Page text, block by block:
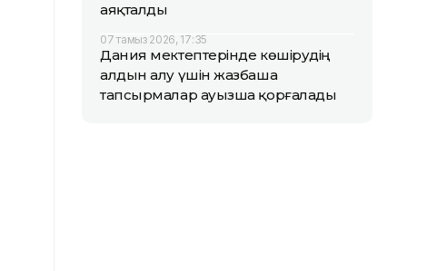
аяқталды
07 тамыз 2026, 17:35
Дания мектептерінде көшірудің
алдын алу үшін жазбаша
тапсырмалар ауызша қорғалады